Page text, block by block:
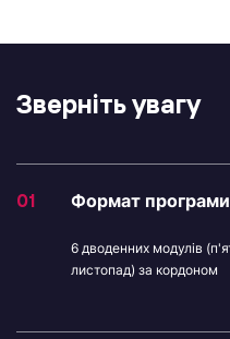
Зверніть увагу
01 Формат програми
6 дводенних модулів
листопад) за кордоном